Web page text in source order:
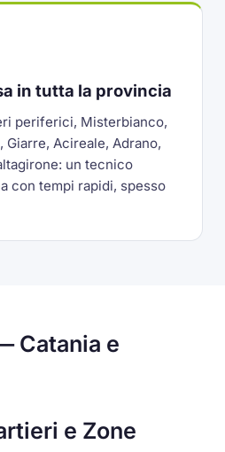
in tutta la provincia
periferici, Misterbianco,
Giarre, Acireale, Adrano,
un tecnico
con tempi rapidi, spesso
Catania e
e Zone